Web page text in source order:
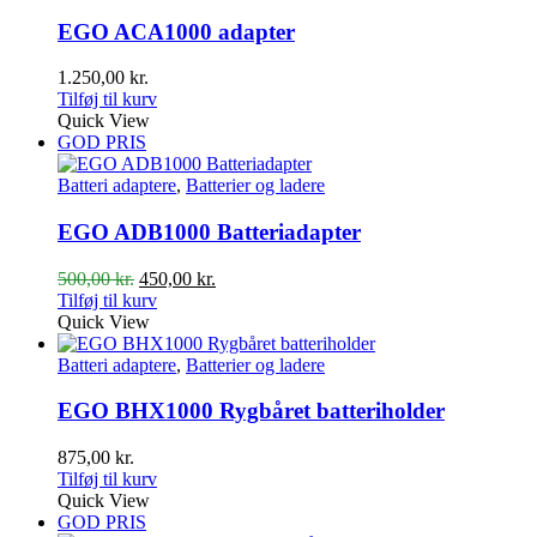
EGO ACA1000 adapter
1.250,00 kr.
Tilføj til kurv
Quick View
GOD PRIS
Batteri adaptere, Batterier og ladere
EGO ADB1000 Batteriadapter
500,00kr. Den
oprindelige
pris
var:
500,00 kr..
450,00 kr.
er:
450,00 kr..
Tilføj til kurv
Quick View
Batteri adaptere, Batterier og ladere
EGO BHX1000 Rygbåret batteriholder
875,00 kr.
Tilføj til kurv
Quick View
GOD PRIS